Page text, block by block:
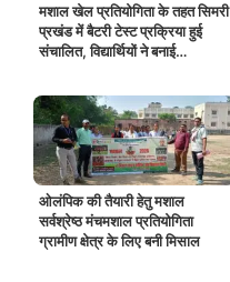
मशाल खेल प्रतियोगिता के तहत सिमरी
प्रखंड में बैटरी टेस्ट प्रक्रिया हुई
संचालित, विद्यार्थियों ने बनाई
ओलंपिक की तैयारी हेतु मशाल
सर्वश्रेष्ठ मंचमशाल प्रतियोगिता
ग्रामीण क्षेत्र के लिए बनी मिसाल